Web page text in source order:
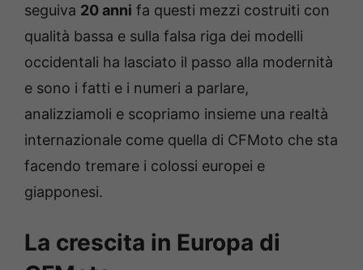
seguiva 20 anni fa questi mezzi costruiti con
qualità bassa e sulla falsa riga dei modelli
occidentali ha lasciato il passo alla modernità
e sono i fatti e i numeri a parlare,
analizziamoli e scopriamo insieme una realtà
internazionale come quella di CFMoto che sta
facendo tremare i colossi europei e
giapponesi.
La crescita in Europa di